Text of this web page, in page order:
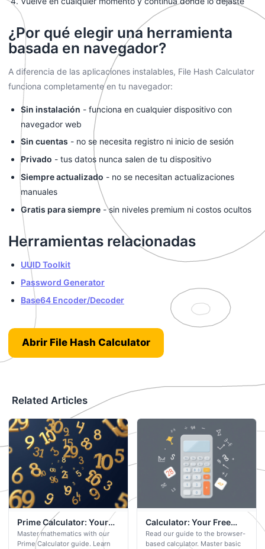
¿Por qué elegir una herramienta
basada en navegador?
A diferencia de las aplicaciones instalables, File Hash Calculator
funciona completamente en tu navegador:
Sin instalación - funciona en cualquier dispositivo con
navegador web
Sin cuentas - no se necesita registro ni inicio de sesión
Privado - tus datos nunca salen de tu dispositivo
Siempre actualizado - no se necesitan actualizaciones
manuales
Gratis para siempre - sin niveles premium ni costos ocultos
Herramientas relacionadas
UUID Toolkit
Password Generator
Base64 Encoder/Decoder
Abrir File Hash Calculator
Related Articles
Prime Calculator: Your
Free Browser-Based Tool
Master mathematics with our
Prime Calculator guide. Learn
Calculator: Your Free
Browser-Based Tool
Read our guide to the browser-
based calculator. Master basic